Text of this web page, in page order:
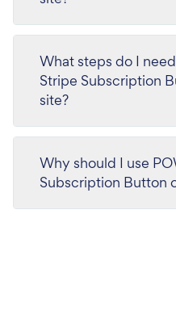
What steps do I
Stripe Subscription
site?
Why should I use
Subscription Button